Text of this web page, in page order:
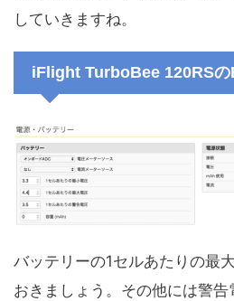
していきますね。
iFlight TurboBee 120RS
バッテリーの1セルあたりの最
おきましょう。その他には警